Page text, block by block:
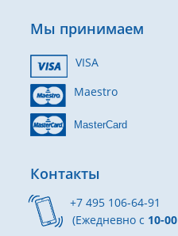
Мы принимаем
VISA
Maestro
MasterCard
Контакты
+7 495 106-64-91
(Ежедневно с 10-00